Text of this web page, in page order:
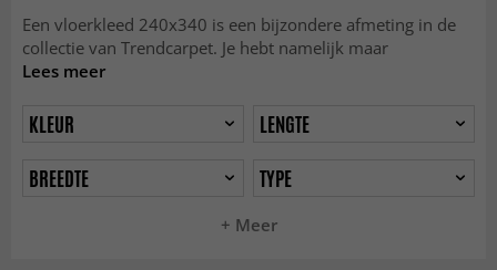
Een vloerkleed 240x340 is een bijzondere afmeting in de
collectie van Trendcarpet. Je hebt namelijk maar
Lees meer
+ Meer
KLEUR
LENGTE
BREEDTE
TYPE